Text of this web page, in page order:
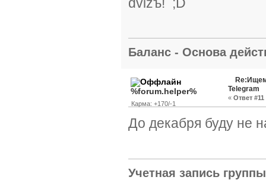
Баланс - Основа
%forum.helper%
Карма: +170/-1
Telegram
« Ответ #11
До декабря буду не
Учетная запись